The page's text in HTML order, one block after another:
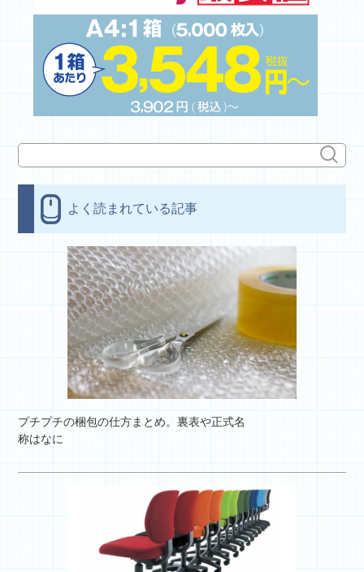
よく読まれている記事
プチプチの梱包の仕方まとめ。裏表や正式名
称はなに